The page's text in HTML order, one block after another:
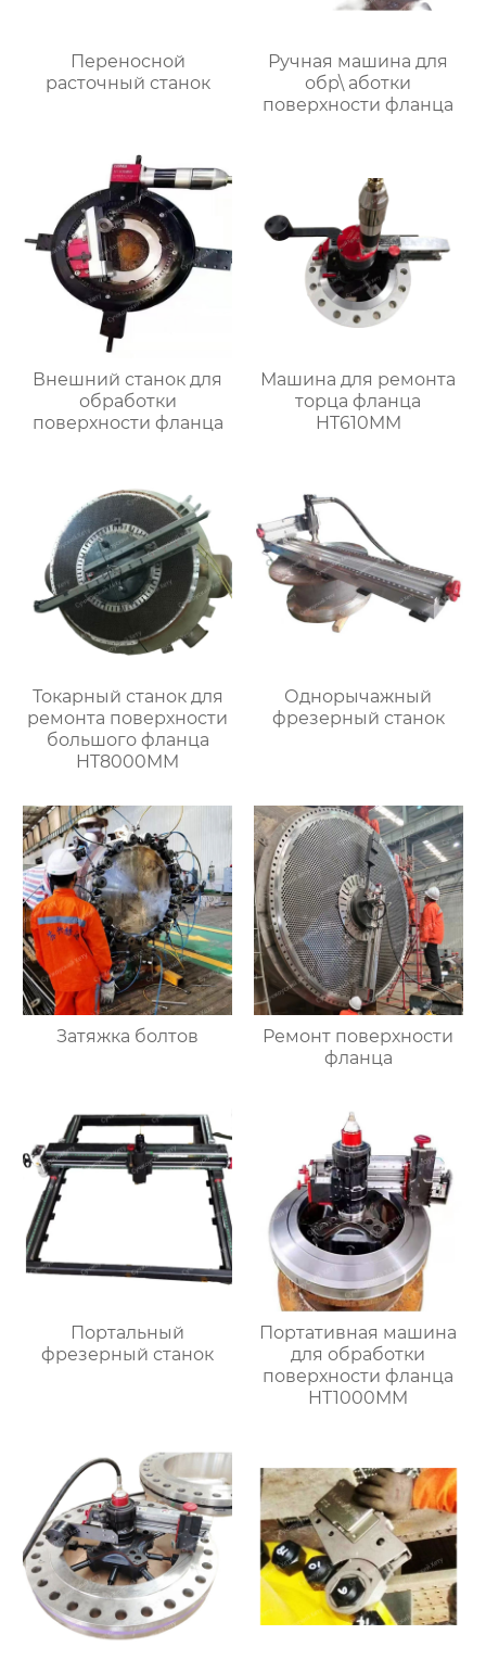
Переносной
расточный станок
Ручная машина для
обр\ аботки
поверхности фланца
Внешний станок для
обработки
поверхности фланца
Машина для ремонта
торца фланца
HT610MM
Токарный станок для
ремонта поверхности
большого фланца
HT8000MM
Однорычажный
фрезерный станок
Затяжка болтов
Ремонт поверхности
фланца
Портальный
фрезерный станок
Портативная машина
для обработки
поверхности фланца
HT1000MM